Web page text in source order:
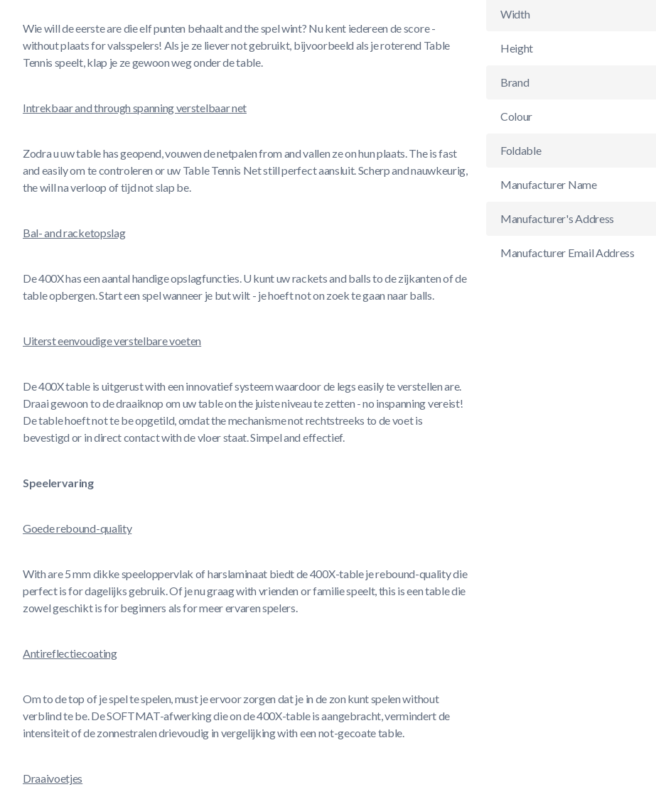
Wie will de eerste are die elf punten behaalt and the spel wint? Nu kent iedereen de score -
without plaats for valsspelers! Als je ze liever not gebruikt, bijvoorbeeld als je roterend Table
Tennis speelt, klap je ze gewoon weg onder de table.
Intrekbaar and through spanning verstelbaar net
Zodra u uw table has geopend, vouwen de netpalen from and vallen ze on hun plaats. The is fast
and easily om te controleren or uw Table Tennis Net still perfect aansluit. Scherp and nauwkeurig,
the will na verloop of tijd not slap be.
Bal- and racketopslag
De 400X has een aantal handige opslagfuncties. U kunt uw rackets and balls to de zijkanten of de
table opbergen. Start een spel wanneer je but wilt - je hoeft not on zoek te gaan naar balls.
Uiterst eenvoudige verstelbare voeten
De 400X table is uitgerust with een innovatief systeem waardoor de legs easily te verstellen are.
Draai gewoon to de draaiknop om uw table on the juiste niveau te zetten - no inspanning vereist!
De table hoeft not te be opgetild, omdat the mechanisme not rechtstreeks to de voet is
bevestigd or in direct contact with de vloer staat. Simpel and effectief.
Speelervaring
Goede rebound-quality
With are 5 mm dikke speeloppervlak of harslaminaat biedt de 400X-table je rebound-quality die
perfect is for dagelijks gebruik. Of je nu graag with vrienden or familie speelt, this is een table die
zowel geschikt is for beginners als for meer ervaren spelers.
Antireflectiecoating
Om to de top of je spel te spelen, must je ervoor zorgen dat je in de zon kunt spelen without
verblind te be. De SOFTMAT-afwerking die on de 400X-table is aangebracht, vermindert de
intensiteit of de zonnestralen drievoudig in vergelijking with een not-gecoate table.
Draaivoetjes
Width
Height
Brand
Colour
Foldable
Manufacturer Name
Manufacturer's Address
Manufacturer Email Address